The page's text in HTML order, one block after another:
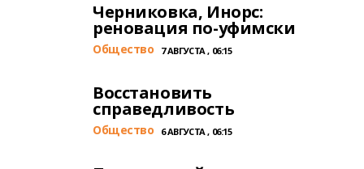
Черниковка, Инорс:
реновация по-уфимски
Общество 7 АВГУСТА , 06:15
Восстановить
справедливость
Общество 6 АВГУСТА , 06:15